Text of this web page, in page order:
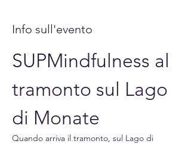
Info sull'evento
SUPMindfulness al
tramonto sul Lago
di Monate
Quando arriva il tramonto, sul Lago di